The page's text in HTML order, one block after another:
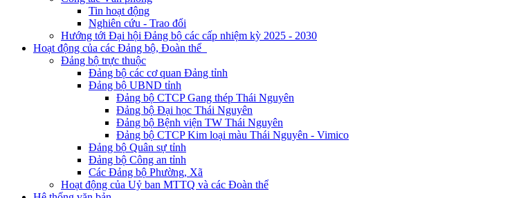
Tin hoạt động
Nghiên cứu - Trao đổi
Hướng tới Đại hội Đảng bộ các cấp nhiệm kỳ 2025 - 2030
Hoạt động của các Đảng bộ, Đoàn thể
Đảng bộ trực thuộc
Đảng bộ các cơ quan Đảng tỉnh
Đảng bộ UBND tỉnh
Đảng bộ CTCP Gang thép Thái Nguyên
Đảng bộ Đại học Thái Nguyên
Đảng bộ Bệnh viện TW Thái Nguyên
Đảng bộ CTCP Kim loại màu Thái Nguyên - Vimico
Đảng bộ Quân sự tỉnh
Đảng bộ Công an tỉnh
Các Đảng bộ Phường, Xã
Hoạt động của Uỷ ban MTTQ và các Đoàn thể